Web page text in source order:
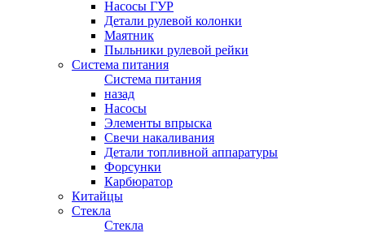
Насосы ГУР
Детали рулевой колонки
Маятник
Пыльники рулевой рейки
Система питания
Система питания
назад
Насосы
Элементы впрыска
Свечи накаливания
Детали топливной аппаратуры
Форсунки
Карбюратор
Китайцы
Стекла
Стекла